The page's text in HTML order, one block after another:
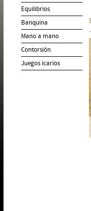
Equilibrios
Banquina
Mano a mano
Contorsión
Juegos icarios